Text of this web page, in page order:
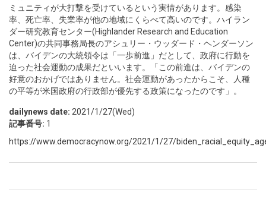
ミュニティが大打撃を受けているという実情があります。感染
率、死亡率、失業率が他の地域にくらべて高いのです。ハイラン
ダー研究教育センター(Highlander Research and Education
Center)の共同事務局長のアシュリー・ウッダード・ヘンダーソン
は、バイデンの大統領令は「一歩前進」だとして、政府に行動を
迫った社会運動の成果だといいます。「この前進は、バイデンの
好意のおかげではありません。社会運動があったからこそ、人種
の平等が米国政府の行政部が優先する政策になったのです」。
dailynews date: 2021/1/27(Wed)
記事番号: 1
https://www.democracynow.org/2021/1/27/